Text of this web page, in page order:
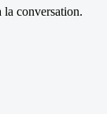
la conversation.